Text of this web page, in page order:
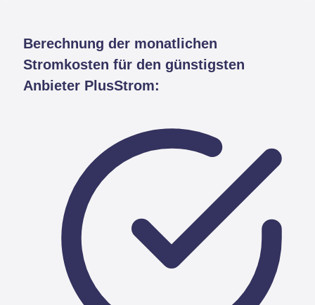
Berechnung der monatlichen
Stromkosten für den günstigsten
Anbieter PlusStrom: